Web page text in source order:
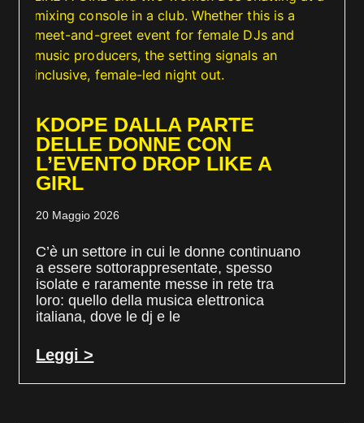
KDOPE DALLA PARTE
DELLE DONNE CON
L’EVENTO DROP LIKE A
GIRL
20 Maggio 2026
C’è un settore in cui le donne continuano
a essere sottorappresentate, spesso
isolate e raramente messe in rete tra
loro: quello della musica elettronica
italiana, dove le dj e le
Leggi >